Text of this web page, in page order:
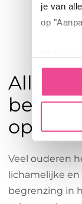
je van
op
All-in
op
Veel ouderen
lichamelijke
begrenzing in